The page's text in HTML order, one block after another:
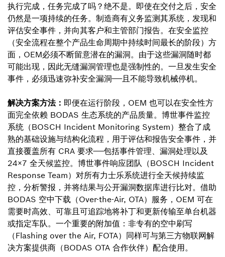
执行完成，任务完成了吗？绝不是。即使在交付之后，安全
仍然是一项持续的任务。制造商有义务监测其系统，发现和
评估安全事件，并向其客户和主管部门报告。在安全监控
（安全流程在整个产品生命周期中持续时间最长的阶段）方
面，OEM必须不断留意潜在的漏洞。由于这些漏洞随时都
可能出现，因此无缝漏洞管理也是强制性的。一旦发生安全
事件，必须迅速弥补安全漏洞——且不能导致机械停机。
解决方案方法： 即便在运行阶段，OEM 也可以在安全性方
面完全依赖 BODAS 生态系统的产品质量。博世事件监控
系统（BOSCH Incident Monitoring System）整合了成
熟的基础设施与结构化流程，用于评估和报告安全事件，并
直接覆盖所有 CRA 要求——包括事件管理、漏洞处理以及
24×7 全天候监控。博世事件响应团队（BOSCH Incident
Response Team）对所有力士乐系统进行全天候持续监
控，分析警报，并将结果与公开漏洞数据库进行比对。借助
BODAS 空中下载（Over-the-Air, OTA）服务，OEM 可在
需要时高效、可靠且可追踪地将补丁和更新传输至单台机器
或指定车队。一个重要的附加值：非专有的空中刷写
（Flashing over the Air, FOTA）同样可与第三方物联网解
决方案提供商（BODAS OTA 合作伙伴）配合使用。